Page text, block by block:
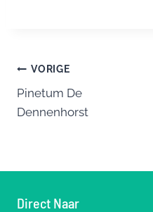
b
o
o
Bericht
navigatie
VORIGE
Pinetum De
Dennenhorst
Direct Naar